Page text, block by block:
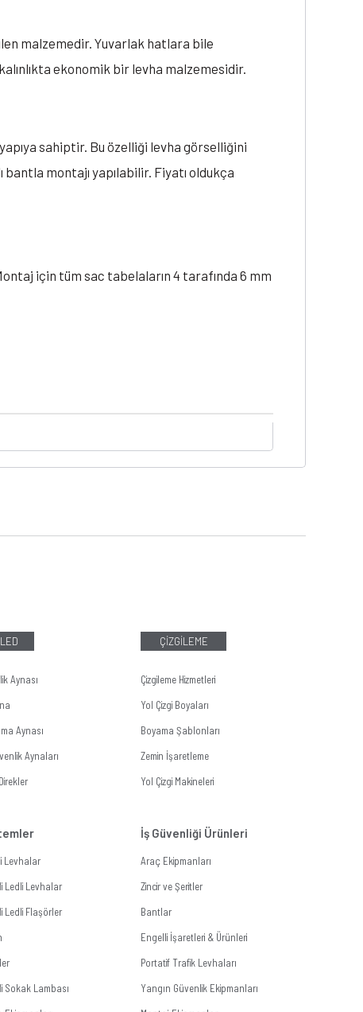
malzemedir. Yuvarlak hatlara bile
ekonomik bir levha malzemesidir.
sahiptir. Bu özelliği levha görselliğini
montajı yapılabilir. Fiyatı oldukça
için tüm sac tabelaların 4 tarafında 6 mm
Aynası
Aynası
Aynaları
Levhalar
Ledli Levhalar
Ledli Flaşörler
Sokak Lambası
ÇİZGİLEME
Çizgileme Hizmetleri
Yol Çizgi Boyaları
Boyama Şablonları
Zemin İşaretleme
Yol Çizgi Makineleri
İş Güvenliği Ürünleri
Araç Ekipmanları
Zincir ve Şeritler
Bantlar
Engelli İşaretleri & Ürünleri
Portatif Trafik Levhaları
Yangın Güvenlik Ekipmanları